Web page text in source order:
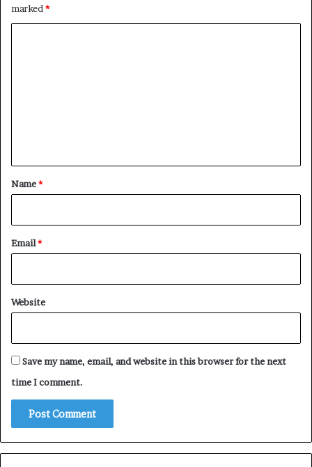
marked *
*
Name*
Email*
Website
Save my name, email, and website in this browser for the next
time I comment.